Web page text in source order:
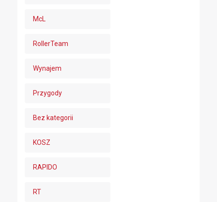
McL
RollerTeam
Wynajem
Przygody
Bez kategorii
KOSZ
RAPIDO
RT